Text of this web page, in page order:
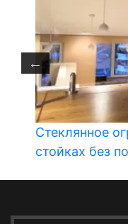
Стеклянное
стойках без